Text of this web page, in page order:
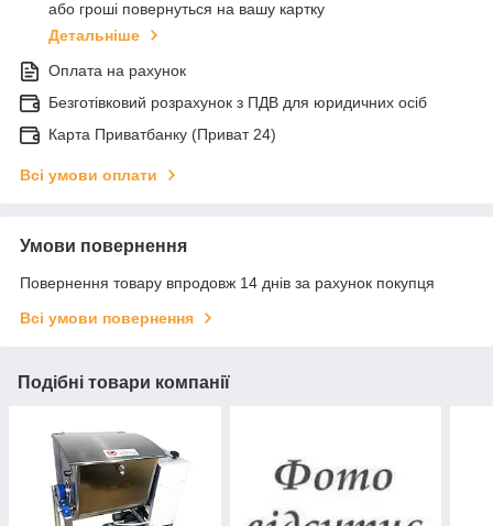
або гроші повернуться на вашу картку
Детальніше
Оплата на рахунок
Безготівковий розрахунок з ПДВ для юридичних осіб
Карта Приватбанку (Приват 24)
Всі умови оплати
Умови повернення
Повернення товару впродовж 14 днів за рахунок покупця
Всі умови повернення
Подібні товари компанії